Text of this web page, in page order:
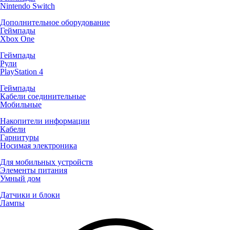
Nintendo Switch
Дополнительное оборудование
Геймпады
Xbox One
Геймпады
Рули
PlayStation 4
Геймпады
Кабели соединительные
Мобильные
Накопители информации
Кабели
Гарнитуры
Носимая электроника
Для мобильных устройств
Элементы питания
Умный дом
Датчики и блоки
Лампы